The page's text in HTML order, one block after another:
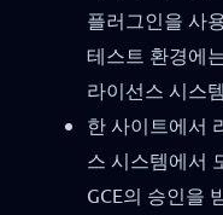
플러그인을 사
테스트 환경에
라이선스 시스
한 사이트에서
스 시스템에서
GCE의 승인을